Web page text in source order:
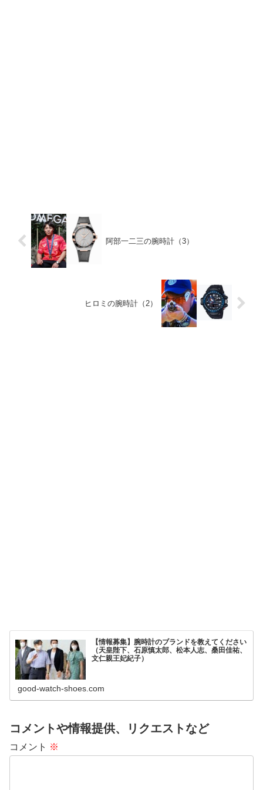
阿部一二三の腕時計（3）
ヒロミの腕時計（2）
【情報募集】腕時計のブランドを教えてください
（天皇陛下、石原慎太郎、松本人志、桑田佳祐、
文仁親王妃紀子）
good-watch-shoes.com
コメントや情報提供、リクエストなど
コメント ※